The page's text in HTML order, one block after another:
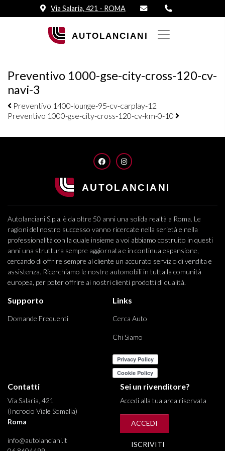
Via Salaria, 421 - ROMA
Preventivo 1000-gse-city-cross-120-cv-
navi-3
Navigazione elementi
Preventivo 1400-lounge-95-cv-carplay-12
Preventivo 1000-gse-city-cross-120-cv-km-0-10
FACEBOOKINSTAGRAM
Autolanciani S.p.a. è da oltre 50 anni una solida realtà a Roma. Le
ragioni del nostro successo vanno ricercate nella serietà e nella
professionalità con la quale insieme a voi abbiamo costruito in questi
anni una struttura sempre aggiornata e in continua espansione,
cercando di offrire sempre al cliente un accurato servizio di vendita e
assistenza. Ricerchiamo le nostre automobili in tutta la comunità
europea, per poter offrire ai nostri clienti prodotti di qualità.
Supporto
Domande Frequenti
Links
Cerca Auto
Chi Siamo
Contatti
Via Salaria, 421
(Incrocio Viale Somalia)
Roma
info@autolanciani.it
Sei un rivenditore?
Accedi alla tua area riservata
ACCEDI
ISCRIVITI